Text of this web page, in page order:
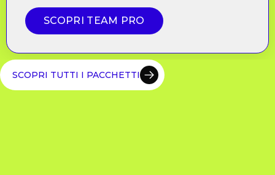
SCOPRI TEAM PRO
SCOPRI TUTTI I PACCHETTI